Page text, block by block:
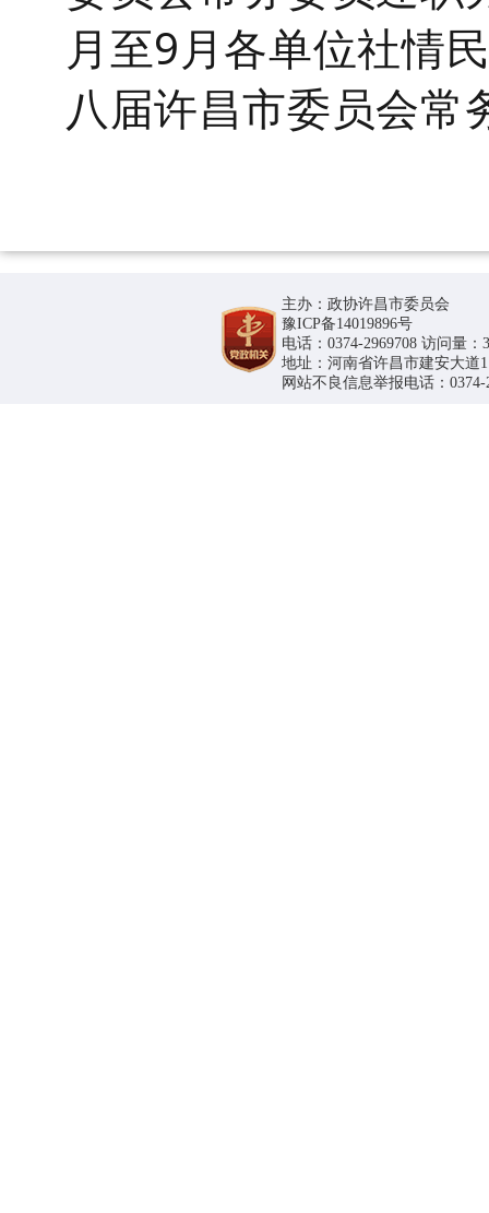
月至9月各单位社情
八届许昌市委员会常
主办：政协许昌市委员会
豫ICP备14019896号
电话：0374-2969708 访问量：
地址：河南省许昌市建安大道
网站不良信息举报电话：